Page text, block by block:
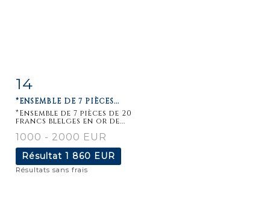
14
*ENSEMBLE DE 7 PIÈCES...
*Ensemble de 7 pièces de 20
francs blelges en or de...
1000 - 2000 EUR
Résultat 1 860 EUR
Résultats sans frais